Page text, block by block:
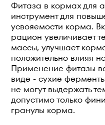
Фитаза в кормах для
инструмент для
усвояемости корма.
рацион увеличивает
массы, улучшает
положительно влияя
Применение фитазы
виде - сухие
не могут выдержать
допустимо только
гранулы корма.